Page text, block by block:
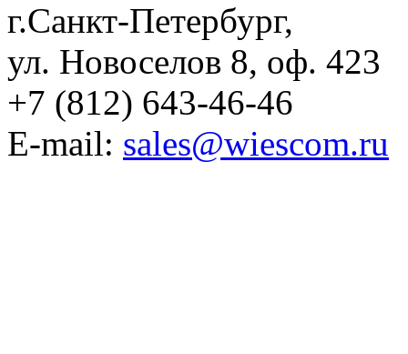
г.Санкт-Петербург,
ул. Новоселов 8, оф. 423
+7 (812) 643-46-46
E-mail: sales@wiescom.ru